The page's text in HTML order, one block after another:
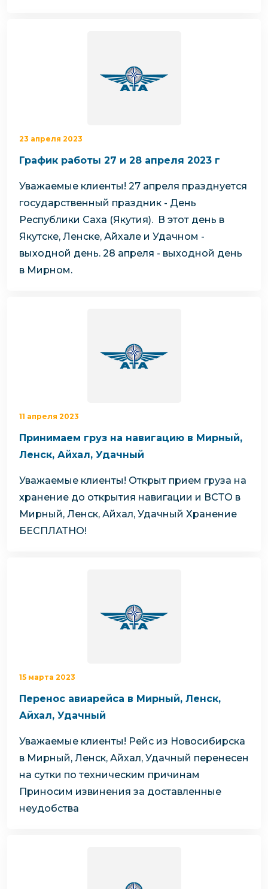
23 апреля 2023
График работы 27 и 28 апреля 2023 г
Уважаемые клиенты! 27 апреля празднуется
государственный праздник - День
Республики Саха (Якутия). В этот день в
Якутске, Ленске, Айхале и Удачном -
выходной день. 28 апреля - выходной день
в Мирном.
11 апреля 2023
Принимаем груз на навигацию в Мирный,
Ленск, Айхал, Удачный
Уважаемые клиенты! Открыт прием груза на
хранение до открытия навигации и ВСТО в
Мирный, Ленск, Айхал, Удачный Хранение
БЕСПЛАТНО!
15 марта 2023
Перенос авиарейса в Мирный, Ленск,
Айхал, Удачный
Уважаемые клиенты! Рейс из Новосибирска
в Мирный, Ленск, Айхал, Удачный перенесен
на сутки по техническим причинам
Приносим извинения за доставленные
неудобства